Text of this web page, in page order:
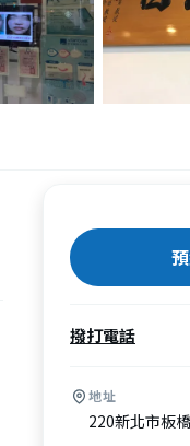
撥打電話
地址
220新北市板